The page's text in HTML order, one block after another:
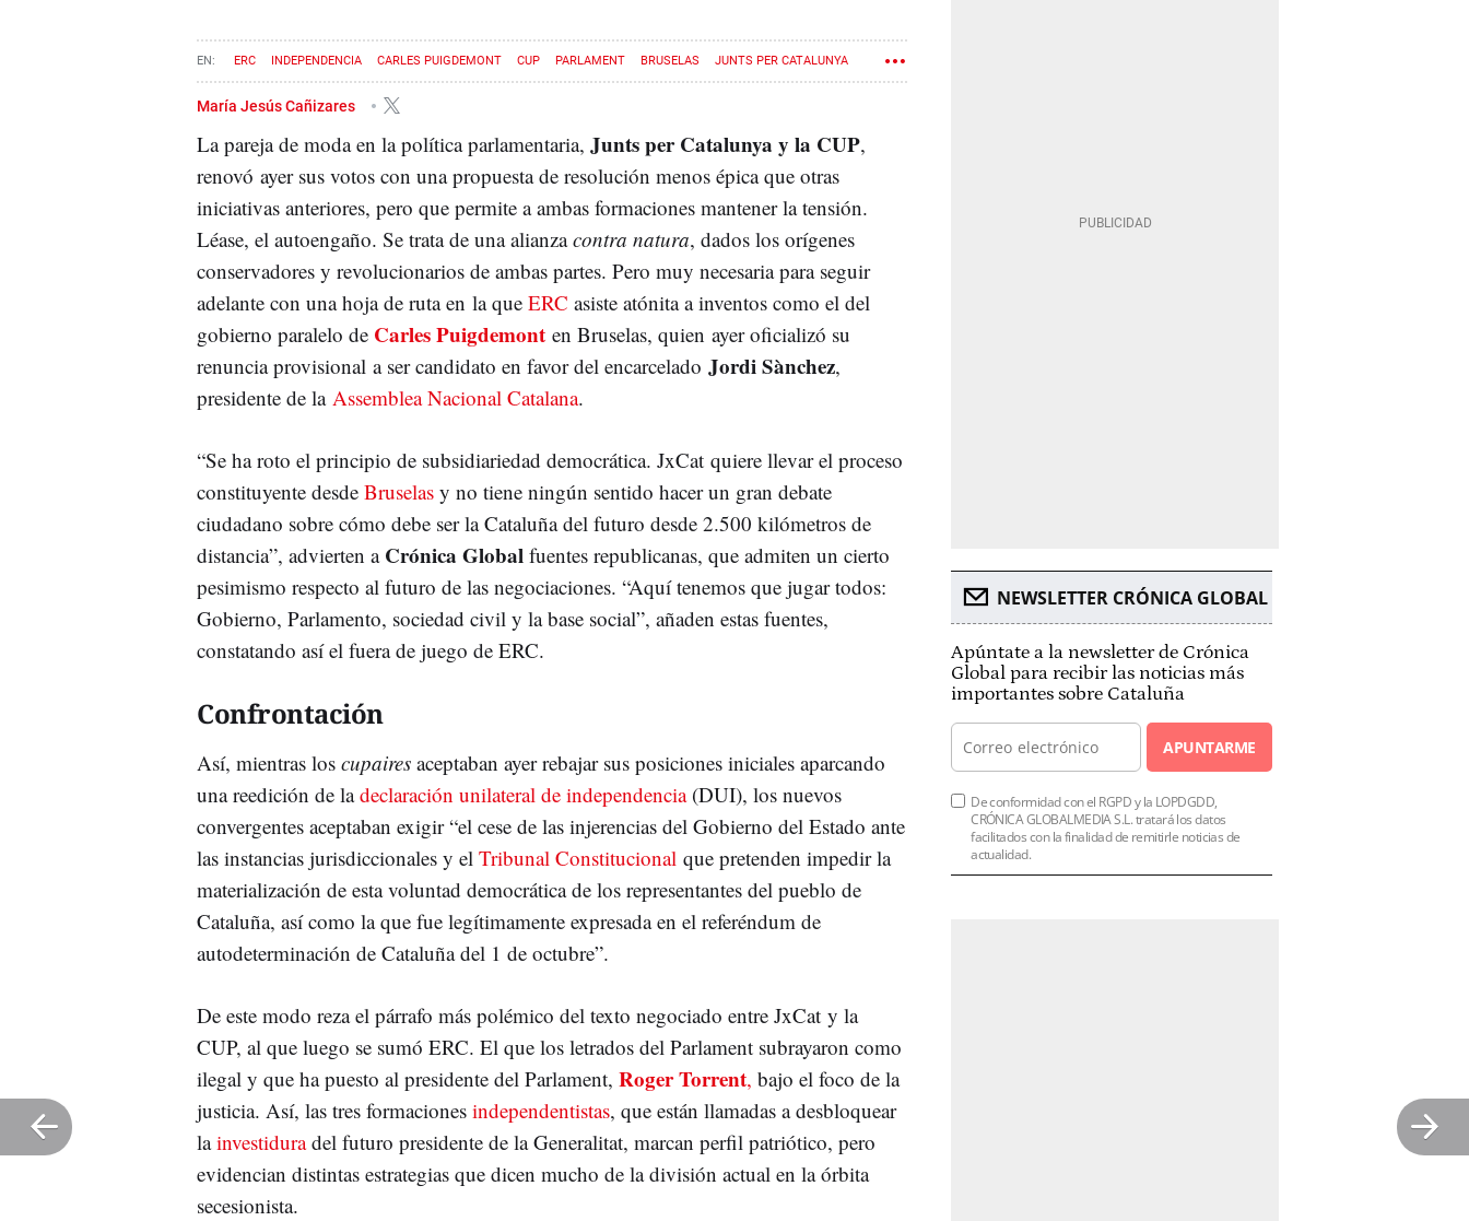
ERC INDEPENDENCIA CARLES PUIGDEMONT CUP PARLAMENT BRUSELAS JUNTS PER CATALUNYA
María Jesús Cañizares
La pareja de moda en la política parlamentaria, Junts per Catalunya y la CUP,
renovó ayer sus votos con una propuesta de resolución menos épica que otras
iniciativas anteriores, pero que permite a ambas formaciones mantener la tensión.
Léase, el autoengaño. Se trata de una alianzacontra natura, dados los orígenes
conservadores y revolucionarios de ambas partes. Pero muy necesaria para seguir
adelante con una hoja de ruta en la que ERC asiste atónita a inventos como el del
gobierno paralelo de Carles Puigdemont en Bruselas, quien ayer oficializó su
renuncia provisional a ser candidato en favor del encarcelado Jordi Sànchez,
presidente de la Assemblea Nacional Catalana.
“Se ha roto el principio de subsidiariedad democrática. JxCat quiere llevar el proceso
constituyente desde Bruselas y no tiene ningún sentido hacer un gran debate
ciudadano sobre cómo debe ser la Cataluña del futuro desde 2.500 kilómetros de
distancia”, advierten a Crónica Global fuentes republicanas, que admiten un cierto
pesimismo respecto al futuro de las negociaciones. “Aquí tenemos que jugar todos:
Gobierno, Parlamento, sociedad civil y la base social”, añaden estas fuentes,
constatando así el fuera de juego de ERC.
Confrontación
Así, mientras los cupaires aceptaban ayer rebajar sus posiciones iniciales aparcando
una reedición de ladeclaración unilateral de independencia(DUI), los nuevos
convergentes aceptaban exigir “el cese de las injerencias del Gobierno del Estado ante
las instancias jurisdiccionales y el Tribunal Constitucional que pretenden impedir la
materialización de esta voluntad democrática de los representantes del pueblo de
Cataluña, así como la que fue legítimamente expresada en el referéndum de
autodeterminación de Cataluña del 1 de octubre”.
De este modo reza el párrafo más polémico del texto negociado entre JxCat y la
CUP, al que luego se sumó ERC. El que los letrados del Parlament subrayaron como
ilegal y que ha puesto al presidente del Parlament, Roger Torrent, bajo el foco de la
justicia. Así, las tres formaciones independentistas, que están llamadas a desbloquear
lainvestiduradel futuro presidente de la Generalitat, marcan perfil patriótico, pero
evidencian distintas estrategias que dicen mucho de la división actual en la órbita
secesionista.
NEWSLETTER CRÓNICA GLOBAL
Apúntate a la newsletter de Crónica
Global para recibir las noticias más
importantes sobre Cataluña
APUNTARME
De conformidad con el RGPD y la LOPDGDD,
CRÓNICA GLOBALMEDIA S.L. tratará los datos
facilitados con la finalidad de remitirle noticias de
actualidad.